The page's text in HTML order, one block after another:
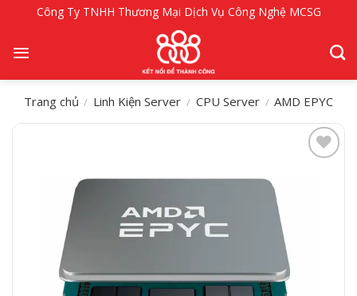
nội
Công Ty TNHH Thương Mại Dịch Vụ Công Nghệ MCSG
Trang chủ / Linh Kiện Server / CPU Server / AMD EPYC